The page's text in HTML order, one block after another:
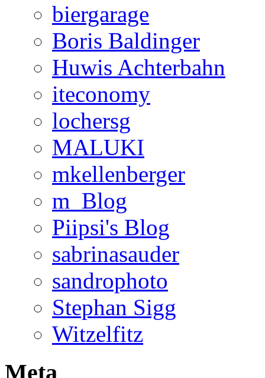
biergarage
Boris Baldinger
Huwis Achterbahn
iteconomy
lochersg
MALUKI
mkellenberger
m_Blog
Piipsi's Blog
sabrinasauder
sandrophoto
Stephan Sigg
Witzelfitz
Meta